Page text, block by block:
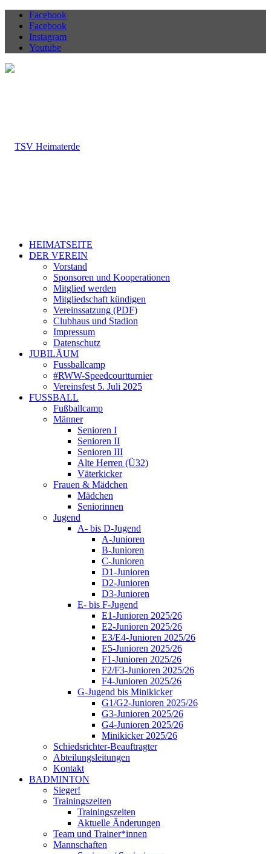
Facebook
Facebook
Instagram
Youtube
HEIMATSEITE
DER VEREIN
Vorstand
Sponsoren und Kooperationen
Mitglied werden
Mitgliedschaft kündigen
Vereinssatzung (PDF)
Clubhaus und Stadion
Impressum
Datenschutz
JUBILÄUM
Fussballcamp
#RWW-Speedcourtturnier
Vereinsfest 5. Juli 2025
FUSSBALL
Fußballcamp
Männer
Senioren I
Senioren II
Senioren III
Alte Herren (Ü32)
Väterkicker
Frauen & Mädchen
Mädchen
Seniorinnen
Jugend
A- bis D-Jugend
A-Junioren
B-Junioren
C-Junioren
D1-Junioren
D2-Junioren
D3-Junioren
E- bis F-Jugend
E1-Junioren 2025/26
E2-Junioren 2025/26
E3/E4-Junioren 2025/26
E5-Junioren 2025/26
F1-Junioren 2025/26
F2/F3-Junioren 2025/26
F4-Junioren 2025/26
G-Jugend bis Minikicker
G1/G2-Junioren 2025/26
G3-Junioren 2025/26
G4-Junioren 2025/26
Minikicker 2025/26
Schiedsrichter-Beauftragter
Abteilungsleitungen
Kontakt
BADMINTON
Sieger!
Trainingszeiten
Trainingszeiten
Aktuelle Änderungen
Team und Trainer*innen
Mannschaften